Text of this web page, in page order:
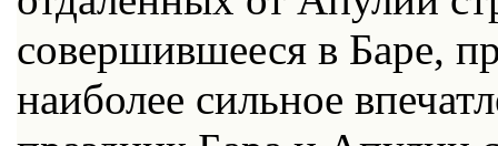
совершившееся в Баре,
наиболее сильное